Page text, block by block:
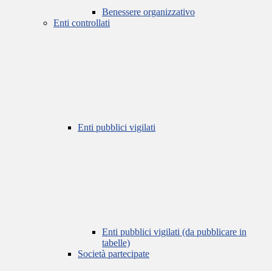
Benessere organizzativo
Enti controllati
Enti pubblici vigilati
Enti pubblici vigilati (da pubblicare in
tabelle)
Società partecipate